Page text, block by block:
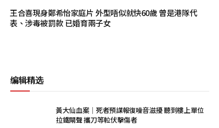
王合喜現身鄭希怡家庭片 外型唔似就快60歲 曾是港隊代
表、涉毒被罰款 已婚育兩子女
编辑精选
黃大仙血案│死者預謀報復噪音滋擾 聽到樓上單位
拉鐵閘聲 攜刀等𨋢伏擊傷者